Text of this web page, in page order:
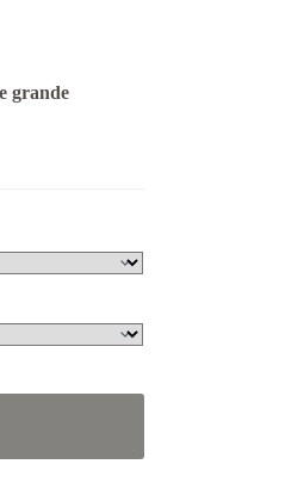
grande